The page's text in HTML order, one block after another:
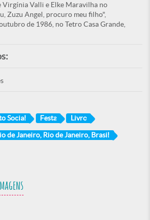
Virgínia Valli e Elke Maravilha no
Zuzu Angel, procuro meu filho",
de 1986, no Tetro Casa Grande,
Social Festa Livro
de Janeiro, Rio de Janeiro, Brasil